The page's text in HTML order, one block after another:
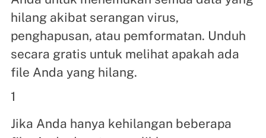
hilang akibat serangan virus,
penghapusan, atau pemformatan. Unduh
secara gratis untuk melihat apakah ada
file Anda yang hilang.
1
Jika Anda hanya kehilangan beberapa